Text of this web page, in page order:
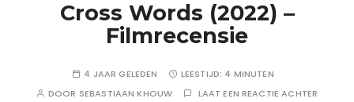
Cross Words (2022) –
Filmrecensie
4 JAAR GELEDEN LEESTIJD: 4 MINUTEN
DOOR SEBASTIAAN KHOUW LAAT EEN REACTIE ACHTER